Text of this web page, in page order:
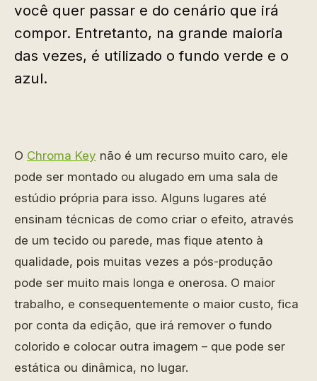
você quer passar e do cenário que irá
compor. Entretanto, na grande maioria
das vezes, é utilizado o fundo verde e o
azul.
O Chroma Key não é um recurso muito caro, ele
pode ser montado ou alugado em uma sala de
estúdio própria para isso. Alguns lugares até
ensinam técnicas de como criar o efeito, através
de um tecido ou parede, mas fique atento à
qualidade, pois muitas vezes a pós-produção
pode ser muito mais longa e onerosa. O maior
trabalho, e consequentemente o maior custo, fica
por conta da edição, que irá remover o fundo
colorido e colocar outra imagem – que pode ser
estática ou dinâmica, no lugar.